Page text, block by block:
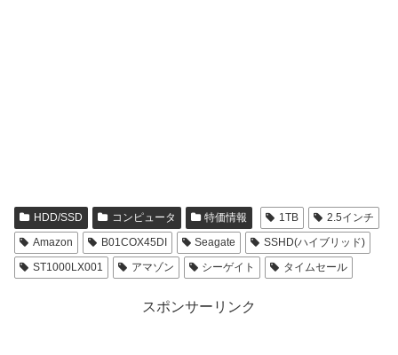
HDD/SSD コンピュータ 特価情報 1TB
2.5インチ
Amazon
B01COX45DI Seagate
SSHD(ハイブリッド)
ST1000LX001
アマゾン シーゲイト タイムセール
スポンサーリンク